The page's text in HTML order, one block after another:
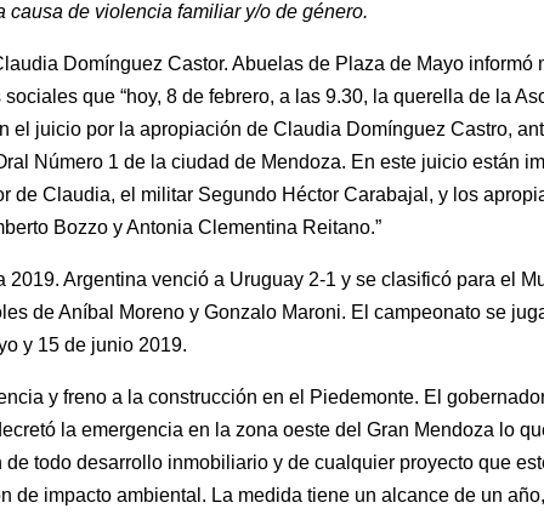
causa de violencia familiar y/o de género.
Domínguez Castor. Abuelas de Plaza de Mayo informó
sociales que “hoy, 8 de febrero, a las 9.30, la querella de la
el juicio por la apropiación de Claudia Domínguez Castro,
Número 1 de la ciudad de Mendoza. En este juicio están
de Claudia, el militar Segundo Héctor Carabajal, y los
Bozzo y Antonia Clementina Reitano.”
2019. Argentina venció a Uruguay 2-1 y se clasificó para el
de Aníbal Moreno y Gonzalo Maroni. El campeonato se
y 15 de junio 2019.
y freno a la construcción en el Piedemonte. El
la emergencia en la zona oeste del Gran Mendoza lo
de todo desarrollo inmobiliario y de cualquier proyecto que
de impacto ambiental. La medida tiene un alcance de un